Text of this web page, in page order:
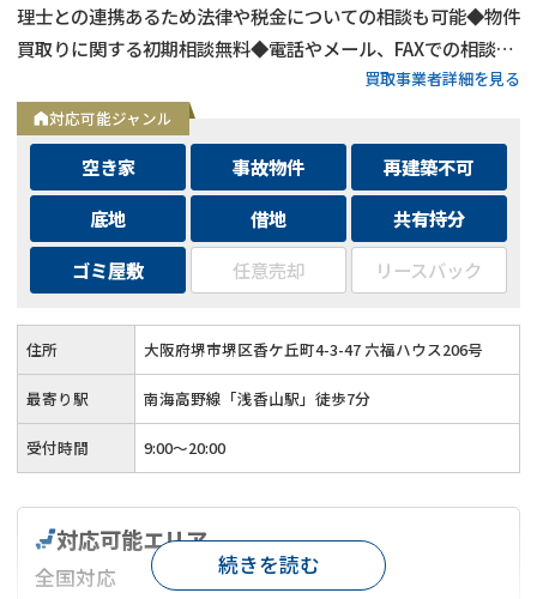
理士との連携あるため法律や税金についての相談も可能◆物件
買取りに関する初期相談無料◆電話やメール、FAXでの相談可
買取事業者詳細を見る
対応可能ジャンル
空き家 事故物件
再建築不可
底地
借地
共有持分
ゴミ屋敷
任意売却 リースバック
住所 大阪府堺市堺区香ケ丘町4-3-47 六福ハウス206号
最寄り駅 南海高野線「浅香山駅」徒歩7分
受付時間 9:00～20:00
対応可能エリア
全国対応 続きを読む